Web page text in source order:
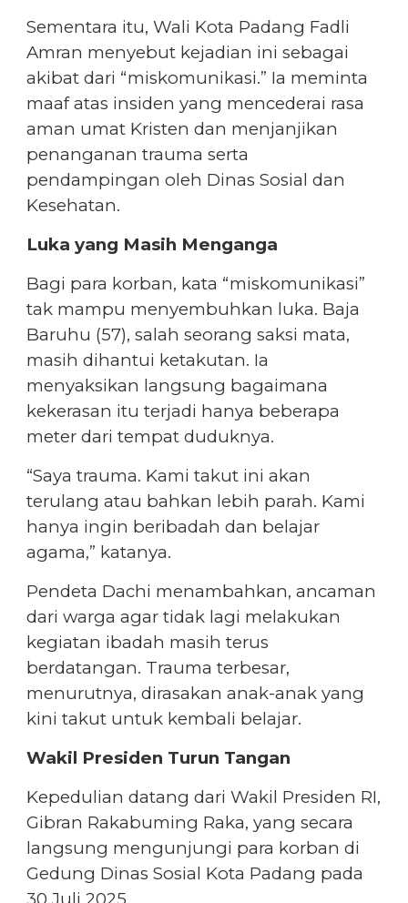
Sementara itu, Wali Kota Padang Fadli
Amran menyebut kejadian ini sebagai
akibat dari “miskomunikasi.” Ia meminta
maaf atas insiden yang mencederai rasa
aman umat Kristen dan menjanjikan
penanganan trauma serta
pendampingan oleh Dinas Sosial dan
Kesehatan.
Luka yang Masih Menganga
Bagi para korban, kata “miskomunikasi”
tak mampu menyembuhkan luka. Baja
Baruhu (57), salah seorang saksi mata,
masih dihantui ketakutan. Ia
menyaksikan langsung bagaimana
kekerasan itu terjadi hanya beberapa
meter dari tempat duduknya.
“Saya trauma. Kami takut ini akan
terulang atau bahkan lebih parah. Kami
hanya ingin beribadah dan belajar
agama,” katanya.
Pendeta Dachi menambahkan, ancaman
dari warga agar tidak lagi melakukan
kegiatan ibadah masih terus
berdatangan. Trauma terbesar,
menurutnya, dirasakan anak-anak yang
kini takut untuk kembali belajar.
Wakil Presiden Turun Tangan
Kepedulian datang dari Wakil Presiden RI,
Gibran Rakabuming Raka, yang secara
langsung mengunjungi para korban di
Gedung Dinas Sosial Kota Padang pada